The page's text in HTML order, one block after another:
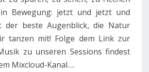
Bewegung: jetzt und jetzt und
der beste Augenblick, die Natur
tanzen mit! Folge dem Link zur
zu unseren Sessions findest
Mixcloud-Kanal….